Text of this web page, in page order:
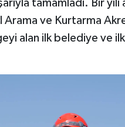
tamamladı. Bir yılı
Arama ve Kurtarma
alan ilk belediye ve